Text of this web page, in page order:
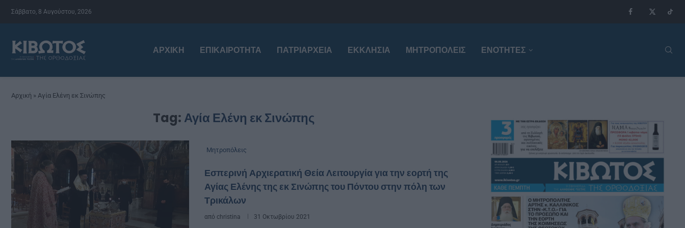
Σάββατο, 8 Αυγούστου, 2026
ΑΡΧΙΚΉ ΕΠΙΚΑΙΡΌΤΗΤΑ ΠΑΤΡΙΑΡΧΕΊΑ ΕΚΚΛΗΣΊΑ ΜΗΤΡΟΠΌΛΕΙΣ ΕΝΟΤΗΤΕΣ
Αρχική » Αγία Ελένη εκ Σινώπης
Tag: Αγία Ελένη εκ Σινώπης
Μητροπόλεις
Εσπερινή Αρχιερατική Θεία Λειτουργία για την εορτή της
Αγίας Ελένης της εκ Σινώπης του Πόντου στην πόλη των
Τρικάλων
από christina 31 Οκτωβρίου 2021